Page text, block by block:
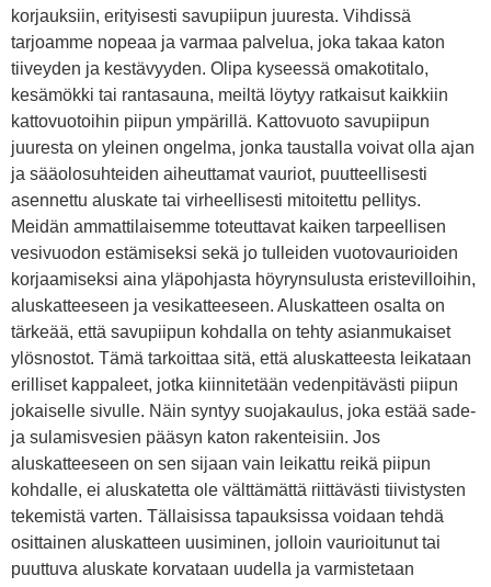
korjauksiin, erityisesti savupiipun juuresta. Vihdissä
tarjoamme nopeaa ja varmaa palvelua, joka takaa katon
tiiveyden ja kestävyyden. Olipa kyseessä omakotitalo,
kesämökki tai rantasauna, meiltä löytyy ratkaisut kaikkiin
kattovuotoihin piipun ympärillä. Kattovuoto savupiipun
juuresta on yleinen ongelma, jonka taustalla voivat olla ajan
ja sääolosuhteiden aiheuttamat vauriot, puutteellisesti
asennettu aluskate tai virheellisesti mitoitettu pellitys.
Meidän ammattilaisemme toteuttavat kaiken tarpeellisen
vesivuodon estämiseksi sekä jo tulleiden vuotovaurioiden
korjaamiseksi aina yläpohjasta höyrynsulusta eristevilloihin,
aluskatteeseen ja vesikatteeseen. Aluskatteen osalta on
tärkeää, että savupiipun kohdalla on tehty asianmukaiset
ylösnostot. Tämä tarkoittaa sitä, että aluskatteesta leikataan
erilliset kappaleet, jotka kiinnitetään vedenpitävästi piipun
jokaiselle sivulle. Näin syntyy suojakaulus, joka estää sade-
ja sulamisvesien pääsyn katon rakenteisiin. Jos
aluskatteeseen on sen sijaan vain leikattu reikä piipun
kohdalle, ei aluskatetta ole välttämättä riittävästi tiivistysten
tekemistä varten. Tällaisissa tapauksissa voidaan tehdä
osittainen aluskatteen uusiminen, jolloin vaurioitunut tai
puuttuva aluskate korvataan uudella ja varmistetaan